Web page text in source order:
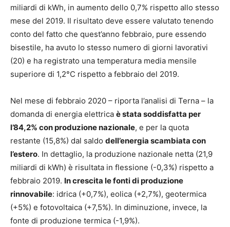
miliardi di kWh, in aumento dello 0,7% rispetto allo stesso
mese del 2019. Il risultato deve essere valutato tenendo
conto del fatto che quest’anno febbraio, pure essendo
bisestile, ha avuto lo stesso numero di giorni lavorativi
(20) e ha registrato una temperatura media mensile
superiore di 1,2°C rispetto a febbraio del 2019.
Nel mese di febbraio 2020 – riporta l’analisi di Terna – la
domanda di energia elettrica è stata soddisfatta per
l’84,2% con produzione nazionale, e per la quota
restante (15,8%) dal saldo dell’energia scambiata con
l’estero. In dettaglio, la produzione nazionale netta (21,9
miliardi di kWh) è risultata in flessione (-0,3%) rispetto a
febbraio 2019. In crescita le fonti di produzione
rinnovabile: idrica (+0,7%), eolica (+2,7%), geotermica
(+5%) e fotovoltaica (+7,5%). In diminuzione, invece, la
fonte di produzione termica (-1,9%).